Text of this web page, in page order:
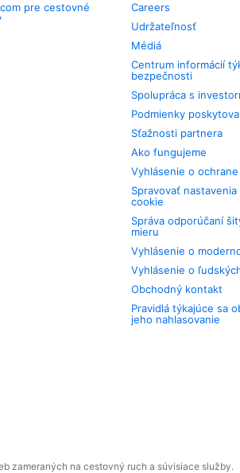
pre cestovné
Careers
Udržateľnosť
Médiá
Centrum informácií
bezpečnosti
Spolupráca s
Podmienky
Sťažnosti partnera
Ako fungujeme
Vyhlásenie o
Spravovať
cookie
Správa odporúčaní
mieru
Vyhlásenie o
Vyhlásenie o
Obchodný kontakt
Pravidlá týkajúce sa
jeho nahlasovanie
zameraných na cestovný ruch a súvisiace služby.